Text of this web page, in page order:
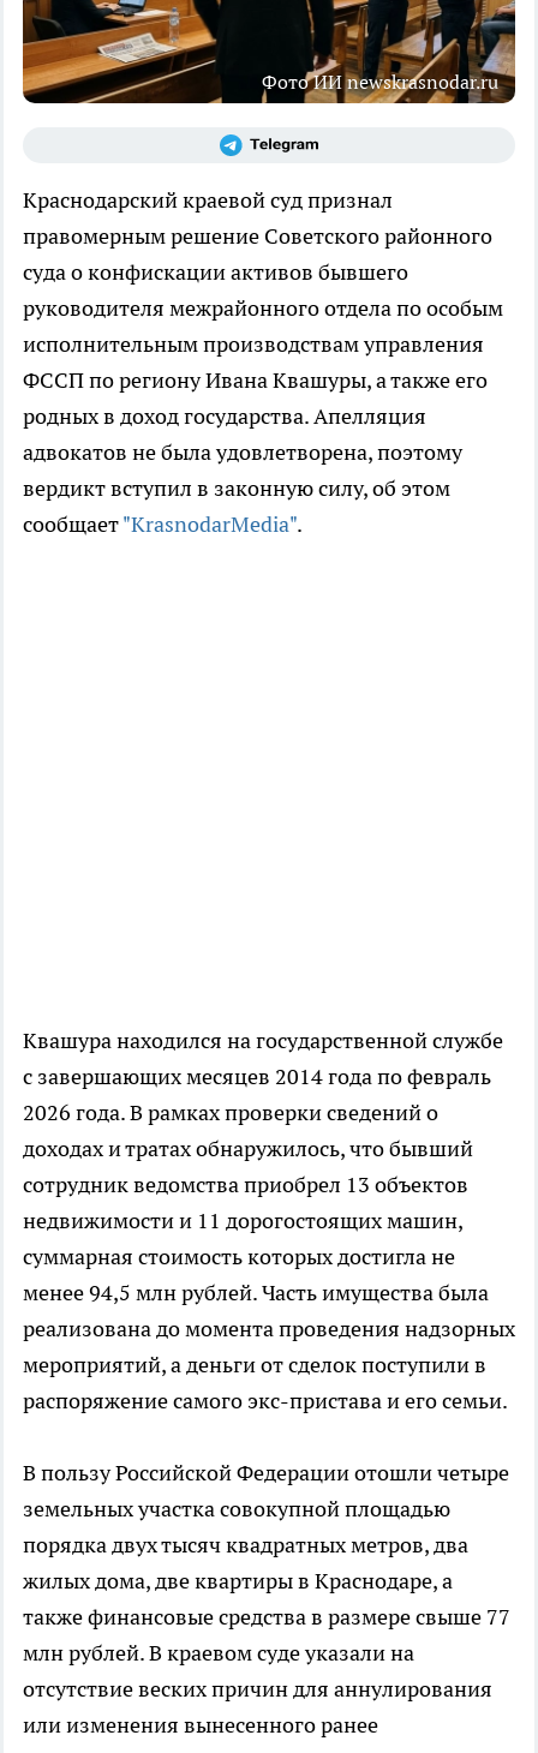
Фото ИИ newskrasnodar.ru
Краснодарский краевой суд признал
правомерным решение Советского районного
суда о конфискации активов бывшего
руководителя межрайонного отдела по особым
исполнительным производствам управления
ФССП по региону Ивана Квашуры, а также его
родных в доход государства. Апелляция
адвокатов не была удовлетворена, поэтому
вердикт вступил в законную силу, об этом
сообщает"KrasnodarMedia".
Квашура находился на государственной службе
с завершающих месяцев 2014 года по февраль
2026 года. В рамках проверки сведений о
доходах и тратах обнаружилось, что бывший
сотрудник ведомства приобрел 13 объектов
недвижимости и 11 дорогостоящих машин,
суммарная стоимость которых достигла не
менее 94,5 млн рублей. Часть имущества была
реализована до момента проведения надзорных
мероприятий, а деньги от сделок поступили в
распоряжение самого экс-пристава и его семьи.
В пользу Российской Федерации отошли четыре
земельных участка совокупной площадью
порядка двух тысяч квадратных метров, два
жилых дома, две квартиры в Краснодаре, а
также финансовые средства в размере свыше 77
млн рублей. В краевом суде указали на
отсутствие веских причин для аннулирования
или изменения вынесенного ранее